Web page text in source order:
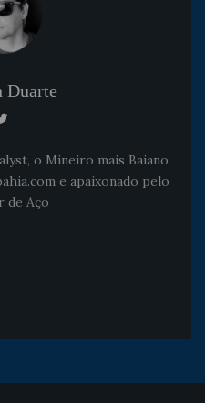
Duarte
o Mineiro mais Baiano
e apaixonado pelo
de Aço